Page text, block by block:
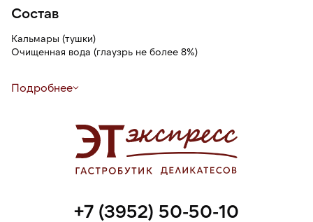
Состав
Кальмары (тушки)
Очищенная вода (глаузрь не более 8%)
Подробнее
+7 (3952) 50-50-10